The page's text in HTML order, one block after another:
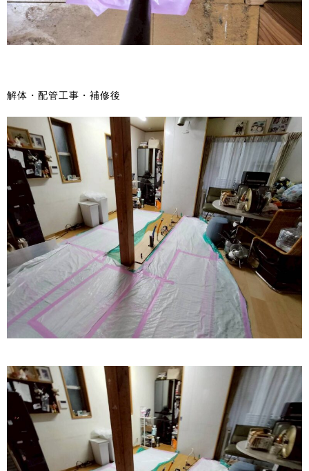
解体・配管工事・補修後